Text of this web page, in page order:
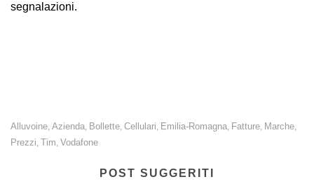
segnalazioni.
Alluvoine, Azienda, Bollette, Cellulari, Emilia-Romagna, Fatture, Marche,
Prezzi, Tim, Vodafone
POST SUGGERITI